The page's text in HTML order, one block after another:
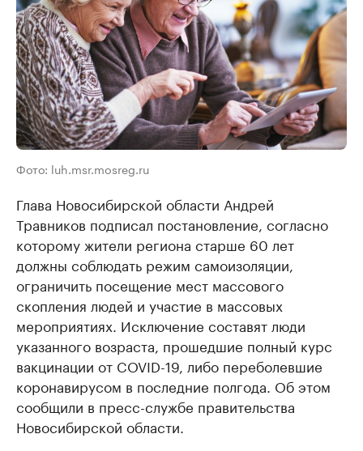
Фото: luh.msr.mosreg.ru
Глава Новосибирской области Андрей
Травников подписал постановление, согласно
которому жители региона старше 60 лет
должны соблюдать режим самоизоляции,
ограничить посещение мест массового
скопления людей и участие в массовых
мероприятиях. Исключение составят люди
указанного возраста, прошедшие полный курс
вакцинации от COVID-19, либо переболевшие
коронавирусом в последние полгода. Об этом
сообщили в пресс-службе правительства
Новосибирской области.